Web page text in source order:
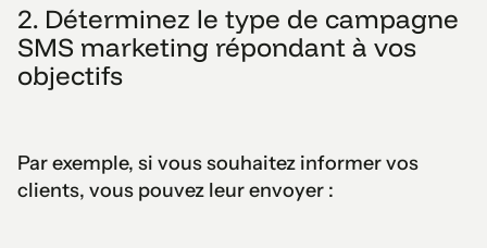
2. Déterminez le type de campagne
SMS marketing répondant à vos
objectifs
Par exemple, si vous souhaitez informer vos
clients, vous pouvez leur envoyer :